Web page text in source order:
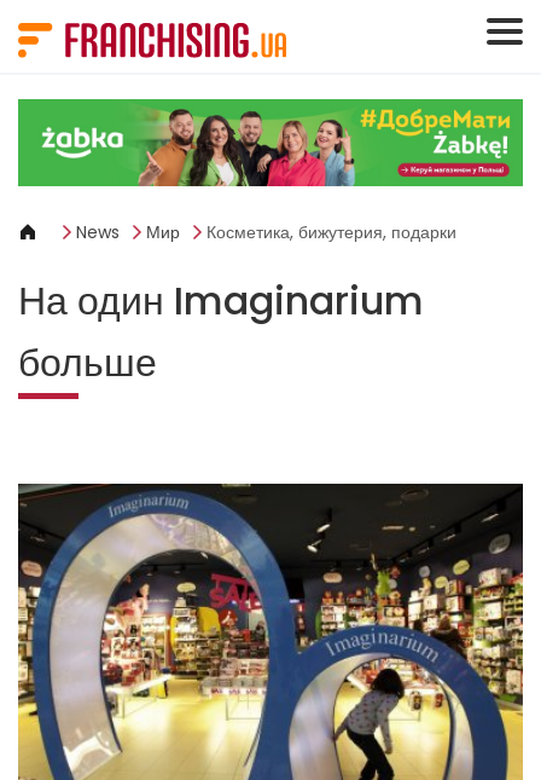
News Мир Косметика, бижутерия, подарки
На один Imaginarium
больше